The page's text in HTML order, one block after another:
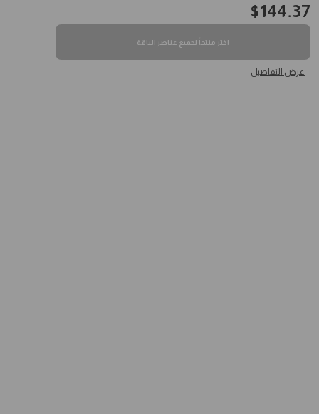
144.37
$
اختر منتجاً لجميع عناصر الباقة
عرض التفاصيل